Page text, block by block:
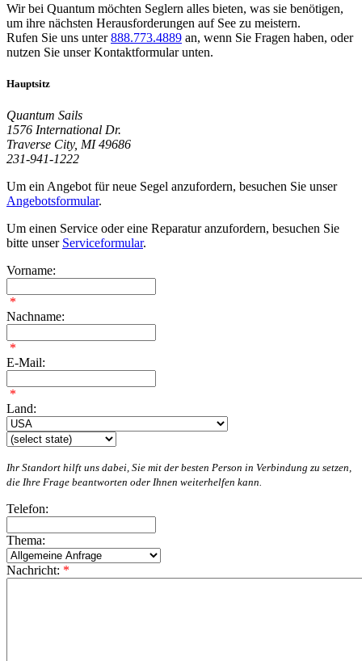
Wir bei Quantum möchten Seglern alles bieten, was sie benötigen,
um ihre nächsten Herausforderungen auf See zu meistern.
Rufen Sie uns unter888.773.4889 an, wenn Sie Fragen haben, oder
nutzen Sie unser Kontaktformular unten.
Hauptsitz
Quantum Sails
1576 International Dr.
Traverse City, MI 49686
231-941-1222
Um ein Angebot für neue Segel anzufordern, besuchen Sie unser
Angebotsformular.
Um einen Service oder eine Reparatur anzufordern, besuchen Sie
bitte unser Serviceformular.
Vorname:
*
Nachname:
*
E-Mail:
*
Land:
Ihr Standort hilft uns dabei, Sie mit der besten Person in Verbindung zu setzen,
die Ihre Frage beantworten oder Ihnen weiterhelfen kann.
Telefon:
Thema:
Nachricht: *